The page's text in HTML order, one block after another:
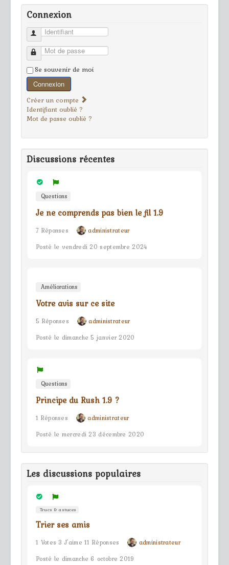
Connexion
Identifiant
Mot de passe
Se souvenir de moi
Connexion
Créer un compte
Identifiant oublié ?
Mot de passe oublié ?
Discussions récentes
Questions
Je ne comprends pas bien le fil 1.9
7 Réponses
administrateur
Posté le vendredi 20 septembre 2024
Améliorations
Votre avis sur ce site
5 Réponses
administrateur
Posté le dimanche 5 janvier 2020
Questions
Principe du Rush 1.9 ?
1 Réponses
administrateur
Posté le mercredi 23 décembre 2020
Les discussions populaires
Trucs & astuces
Trier ses amis
1 Votes 3 J'aime 11 Réponses
administrateur
Posté le dimanche 6 octobre 2019